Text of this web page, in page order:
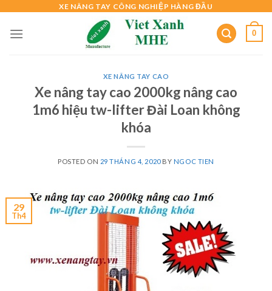
content
XE NÂNG TAY CÔNG NGHIỆP HÀNG ĐẦU
0
XE NÂNG TAY CAO
Xe nâng tay cao 2000kg nâng cao
1m6 hiệu tw-lifter Đài Loan không
khóa
POSTED ON 29 THÁNG 4, 2020BY NGOC TIEN
29
Th4